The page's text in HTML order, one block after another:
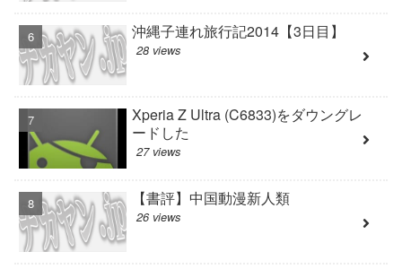
沖縄子連れ旅行記2014【3日目】
28 views
Xperia Z Ultra (C6833)をダウングレ
ードした
27 views
【書評】中国動漫新人類
26 views